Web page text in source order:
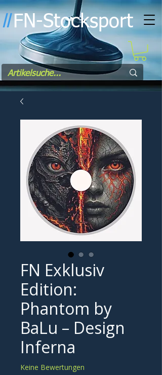
ll FN-Stocksport
FN Exklusiv
Edition:
Phantom by
BaLu – Design
Inferna
Keine Bewertungen